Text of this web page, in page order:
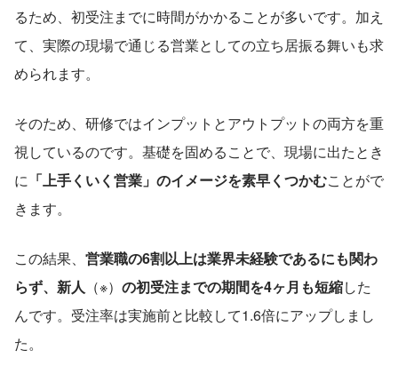
るため、初受注までに時間がかかることが多いです。加え
て、実際の現場で通じる営業としての立ち居振る舞いも求
められます。
そのため、研修ではインプットとアウトプットの両方を重
視しているのです。基礎を固めることで、現場に出たとき
に 「上手くいく営業」のイメージを素早くつかむことがで
きます。
この結果、 営業職の6割以上は業界未経験であるにも関わ
らず、新人 （※） の初受注までの期間を4ヶ月も短縮した
んです。受注率は実施前と比較して1.6倍にアップしまし
た。